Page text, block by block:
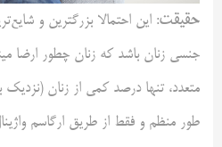
حقیقت: این احتمالا بزرگترین و
جنسی زنان باشد که زنان چطور ارضا
طور منظم و فقط از طریق ارگاسم